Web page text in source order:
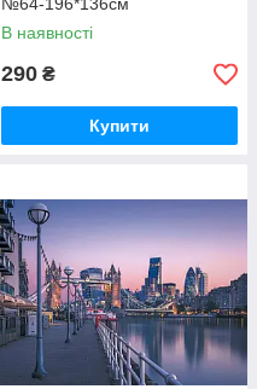
В наявності
290 ₴
Купити